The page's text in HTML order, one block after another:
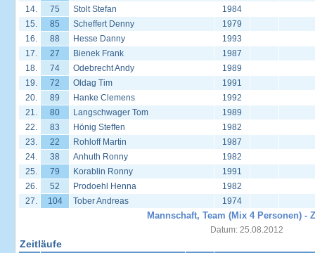
14.
75 Stolt Stefan
1984
15.
85 Scheffert Denny
1979
16.
88 Hesse Danny
1993
17.
27 Bienek Frank
1987
18.
74 Odebrecht Andy
1989
19.
72 Oldag Tim
1991
20.
89 Hanke Clemens
1992
21.
80 Langschwager Tom
1989
22.
83 Hönig Steffen
1982
23.
22 Rohloff Martin
1987
24.
38 Anhuth Ronny
1982
25.
79 Korablin Ronny
1991
26.
52 Prodoehl Henna
1982
27.
104 Tober Andreas 1974
Mannschaft, Team (Mix 4 Personen) -
Datum: 25.08.2012
Zeitläufe